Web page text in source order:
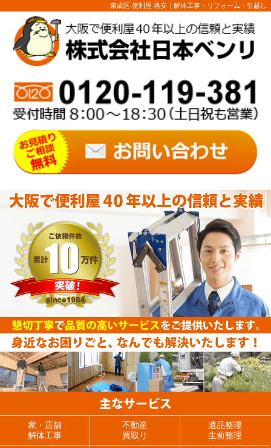
東成区 便利屋 格安｜解体工事・リフォーム・引越し
家・店舗
解体工事
不動産
買取り
遺品整理
生前整理